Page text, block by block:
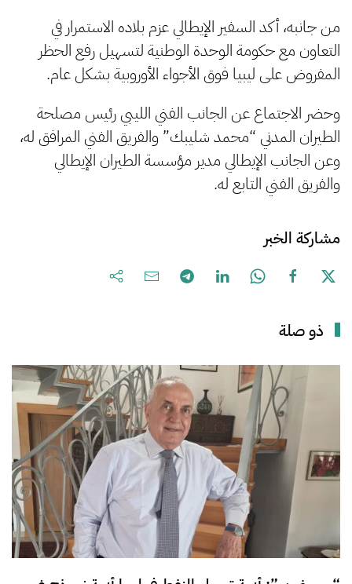
من جانبه، أكد السفير الإيطالي عزم بلاده الاستمرار في
التعاون مع حكومة الوحدة الوطنية لتسهيل رفع الحظر
المفروض على ليبيا فوق الأجواء الأوروبية بشكل عام.
وحضر الاجتماع عن الجانب الفني الليبي رئيس مصلحة
الطيران المدني “محمد شليبك” والفريق الفني المرافق له،
وعن الجانب الإيطالي مدير مؤسسة الطيران الإيطالي
والفريق الفني التابع له.
مشاركة الخبر
ذو صلة